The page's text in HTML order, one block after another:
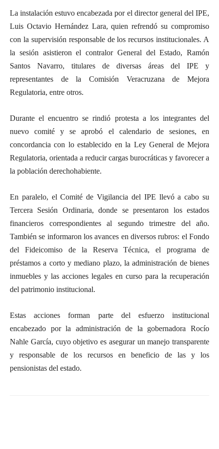
La instalación estuvo encabezada por el director general del IPE,
Luis Octavio Hernández Lara, quien refrendó su compromiso
con la supervisión responsable de los recursos institucionales. A
la sesión asistieron el contralor General del Estado, Ramón
Santos Navarro, titulares de diversas áreas del IPE y
representantes de la Comisión Veracruzana de Mejora
Regulatoria, entre otros.
Durante el encuentro se rindió protesta a los integrantes del
nuevo comité y se aprobó el calendario de sesiones, en
concordancia con lo establecido en la Ley General de Mejora
Regulatoria, orientada a reducir cargas burocráticas y favorecer a
la población derechohabiente.
En paralelo, el Comité de Vigilancia del IPE llevó a cabo su
Tercera Sesión Ordinaria, donde se presentaron los estados
financieros correspondientes al segundo trimestre del año.
También se informaron los avances en diversos rubros: el Fondo
del Fideicomiso de la Reserva Técnica, el programa de
préstamos a corto y mediano plazo, la administración de bienes
inmuebles y las acciones legales en curso para la recuperación
del patrimonio institucional.
Estas acciones forman parte del esfuerzo institucional
encabezado por la administración de la gobernadora Rocío
Nahle García, cuyo objetivo es asegurar un manejo transparente
y responsable de los recursos en beneficio de las y los
pensionistas del estado.